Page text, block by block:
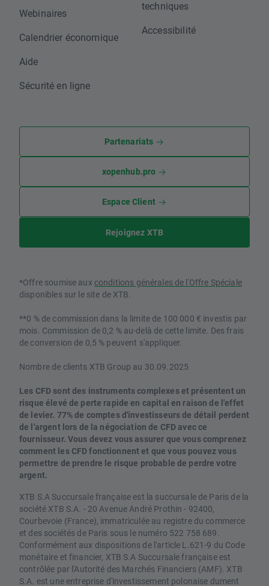
Webinaires
Calendrier économique
Aide
Sécurité en ligne
techniques
Accessibilité
Partenariats
xopenhub.pro
Espace Client
Rejoignez XTB
*Offre soumise aux conditions générales de l'Offre Spéciale
disponibles sur le site de XTB.
**0 % de commission dans la limite de 100 000 € investis par
mois. Commission de 0,2 % au-delà de cette limite. Des frais
de conversion de 0,5 % peuvent s'appliquer.
Nombre de clients XTB Group au 30.09.2025
Les CFD sont des instruments complexes et présentent un
risque élevé de perte rapide en capital en raison de l'effet
de levier. 77% de comptes d'investisseurs de détail perdent
de l'argent lors de la négociation de CFD avec ce
fournisseur. Vous devez vous assurer que vous comprenez
comment les CFD fonctionnent et que vous pouvez vous
permettre de prendre le risque probable de perdre votre
argent.
XTB S.A Succursale française est la succursale de Paris de la
société XTB S.A. - 20 Avenue André Prothin - 92400,
Courbevoie (France), immatriculée au registre du commerce
et des sociétés de Paris sous le numéro 522 758 689.
Conformément aux dispositions de l'article L.621-9 du Code
monétaire et financier, XTB S.A Succursale française est
contrôlée par l'Autorité des Marchés Financiers (AMF). XTB
S.A. est une entreprise d'investissement polonaise dument